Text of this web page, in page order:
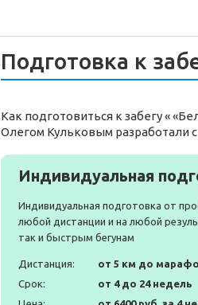
Подготовка к
Как подготовиться к забегу «
Олегом Кульковым разработали
Индивидуальная
Индивидуальная подготовка от
любой дистанции и на любой
так и быстрым бегунам
Дистанция:
от 5 км до
Срок:
от 4 до 24 недель